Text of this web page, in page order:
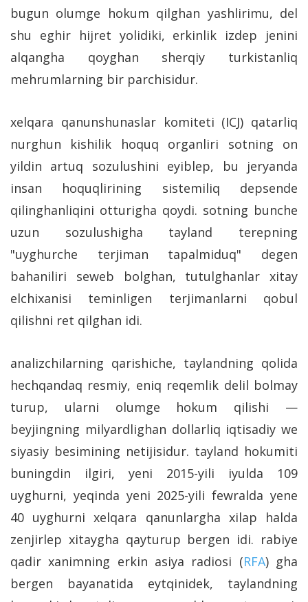
bugun olumge hokum qilghan yashlirimu, del
shu eghir hijret yolidiki, erkinlik izdep jenini
alqangha qoyghan sherqiy turkistanliq
mehrumlarning bir parchisidur.
xelqara qanunshunaslar komiteti (ICJ) qatarliq
nurghun kishilik hoquq organliri sotning on
yildin artuq sozulushini eyiblep, bu jeryanda
insan hoquqlirining sistemiliq depsende
qilinghanliqini otturigha qoydi. sotning bunche
uzun sozulushigha tayland terepning
"uyghurche terjiman tapalmiduq" degen
bahaniliri seweb bolghan, tutulghanlar xitay
elchixanisi teminligen terjimanlarni qobul
qilishni ret qilghan idi.
analizchilarning qarishiche, taylandning qolida
hechqandaq resmiy, eniq reqemlik delil bolmay
turup, ularni olumge hokum qilishi —
beyjingning milyardlighan dollarliq iqtisadiy we
siyasiy besimining netijisidur. tayland hokumiti
buningdin ilgiri, yeni 2015-yili iyulda 109
uyghurni, yeqinda yeni 2025-yili fewralda yene
40 uyghurni xelqara qanunlargha xilap halda
zenjirlep xitaygha qayturup bergen idi. rabiye
qadir xanimning erkin asiya radiosi (RFA) gha
bergen bayanatida eytqinidek, taylandning